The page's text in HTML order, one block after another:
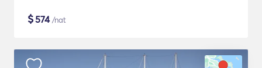
$574/nat